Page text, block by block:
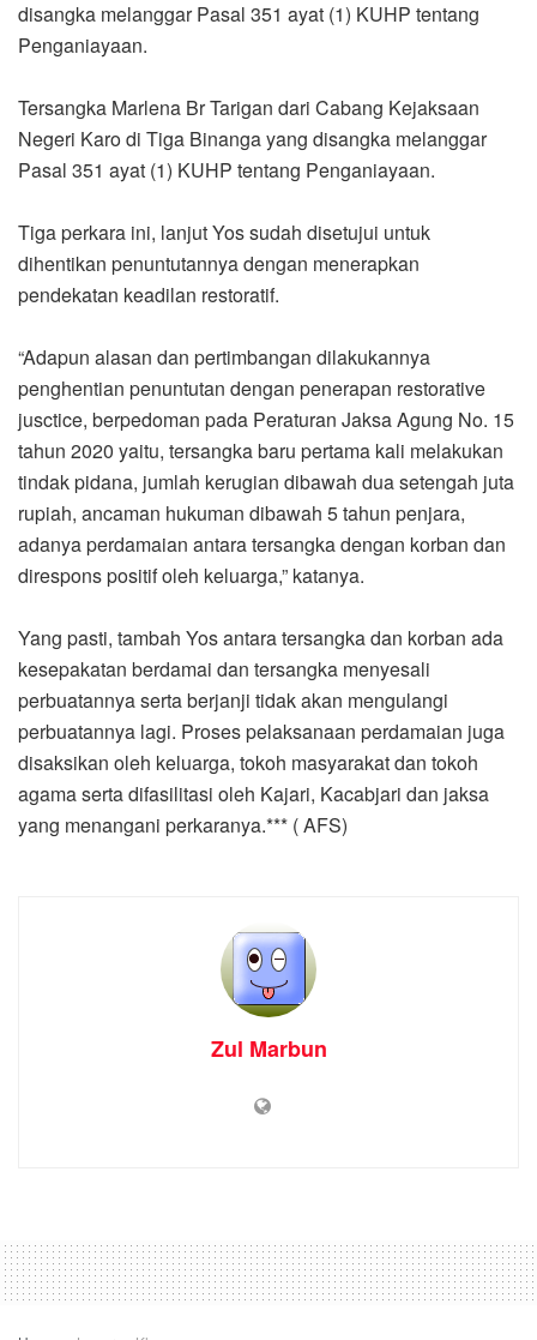
disangka melanggar Pasal 351 ayat (1) KUHP tentang
Penganiayaan.
Tersangka Marlena Br Tarigan dari Cabang Kejaksaan
Negeri Karo di Tiga Binanga yang disangka melanggar
Pasal 351 ayat (1) KUHP tentang Penganiayaan.
Tiga perkara ini, lanjut Yos sudah disetujui untuk
dihentikan penuntutannya dengan menerapkan
pendekatan keadilan restoratif.
“Adapun alasan dan pertimbangan dilakukannya
penghentian penuntutan dengan penerapan restorative
jusctice, berpedoman pada Peraturan Jaksa Agung No. 15
tahun 2020 yaitu, tersangka baru pertama kali melakukan
tindak pidana, jumlah kerugian dibawah dua setengah juta
rupiah, ancaman hukuman dibawah 5 tahun penjara,
adanya perdamaian antara tersangka dengan korban dan
direspons positif oleh keluarga,” katanya.
Yang pasti, tambah Yos antara tersangka dan korban ada
kesepakatan berdamai dan tersangka menyesali
perbuatannya serta berjanji tidak akan mengulangi
perbuatannya lagi. Proses pelaksanaan perdamaian juga
disaksikan oleh keluarga, tokoh masyarakat dan tokoh
agama serta difasilitasi oleh Kajari, Kacabjari dan jaksa
yang menangani perkaranya.*** ( AFS)
Zul Marbun